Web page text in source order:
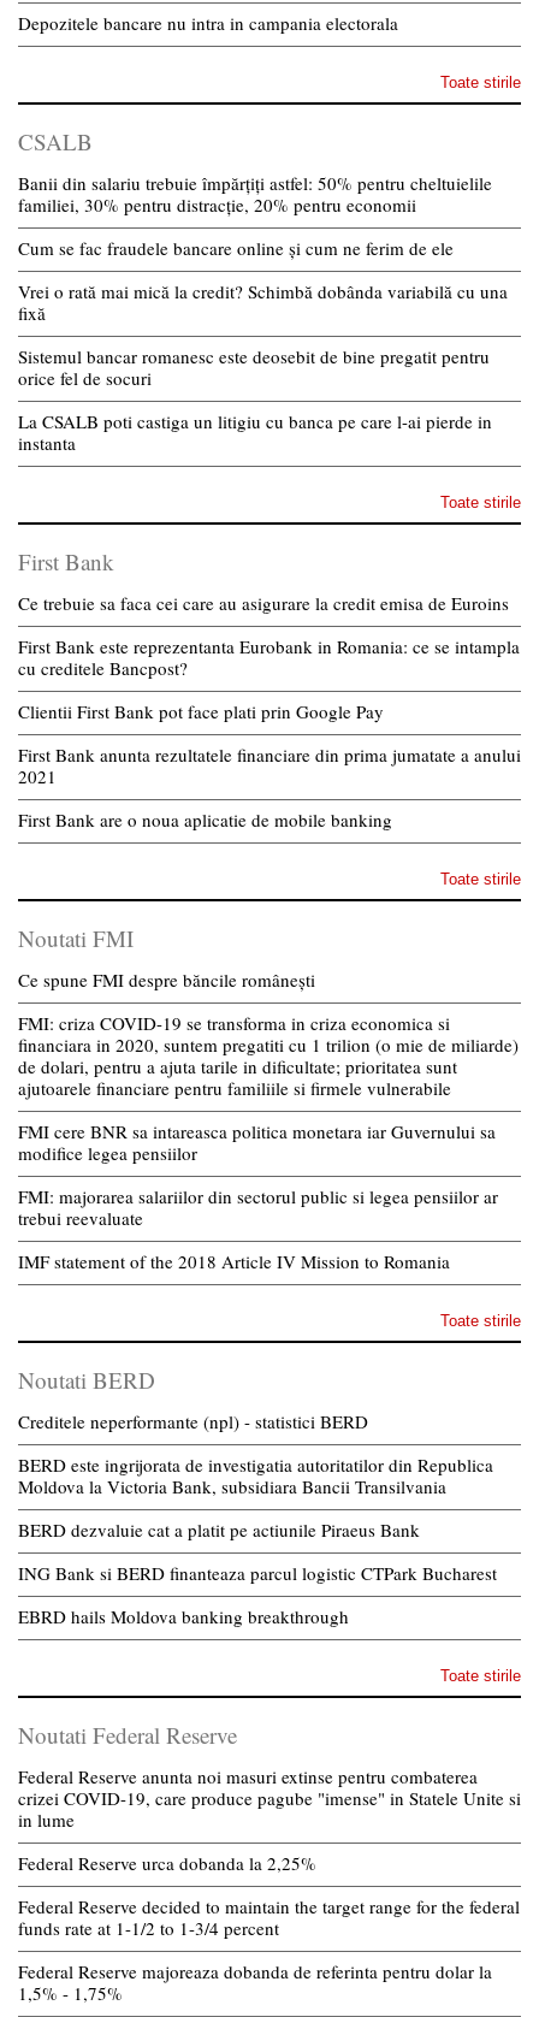
Depozitele bancare nu intra in campania electorala
Toate stirile
CSALB
Banii din salariu trebuie împărțiți astfel: 50% pentru cheltuielile
familiei, 30% pentru distracție, 20% pentru economii
Cum se fac fraudele bancare online și cum ne ferim de ele
Vrei o rată mai mică la credit? Schimbă dobânda variabilă cu una
fixă
Sistemul bancar romanesc este deosebit de bine pregatit pentru
orice fel de socuri
La CSALB poti castiga un litigiu cu banca pe care l-ai pierde in
instanta
Toate stirile
First Bank
Ce trebuie sa faca cei care au asigurare la credit emisa de Euroins
First Bank este reprezentanta Eurobank in Romania: ce se intampla
cu creditele Bancpost?
Clientii First Bank pot face plati prin Google Pay
First Bank anunta rezultatele financiare din prima jumatate a anului
2021
First Bank are o noua aplicatie de mobile banking
Toate stirile
Noutati FMI
Ce spune FMI despre băncile românești
FMI: criza COVID-19 se transforma in criza economica si
financiara in 2020, suntem pregatiti cu 1 trilion (o mie de miliarde)
de dolari, pentru a ajuta tarile in dificultate; prioritatea sunt
ajutoarele financiare pentru familiile si firmele vulnerabile
FMI cere BNR sa intareasca politica monetara iar Guvernului sa
modifice legea pensiilor
FMI: majorarea salariilor din sectorul public si legea pensiilor ar
trebui reevaluate
IMF statement of the 2018 Article IV Mission to Romania
Toate stirile
Noutati BERD
Creditele neperformante (npl) - statistici BERD
BERD este ingrijorata de investigatia autoritatilor din Republica
Moldova la Victoria Bank, subsidiara Bancii Transilvania
BERD dezvaluie cat a platit pe actiunile Piraeus Bank
ING Bank si BERD finanteaza parcul logistic CTPark Bucharest
EBRD hails Moldova banking breakthrough
Toate stirile
Noutati Federal Reserve
Federal Reserve anunta noi masuri extinse pentru combaterea
crizei COVID-19, care produce pagube "imense" in Statele Unite si
in lume
Federal Reserve urca dobanda la 2,25%
Federal Reserve decided to maintain the target range for the federal
funds rate at 1-1/2 to 1-3/4 percent
Federal Reserve majoreaza dobanda de referinta pentru dolar la
1,5% - 1,75%